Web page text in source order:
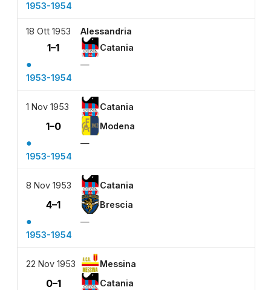
1953-1954
18 Ott 1953 Alessandria
1–1 Catania
●
—
1953-1954
1 Nov 1953 Catania
1–0 Modena
●
—
1953-1954
8 Nov 1953 Catania
4–1 Brescia
●
—
1953-1954
22 Nov 1953 Messina
0–1 Catania